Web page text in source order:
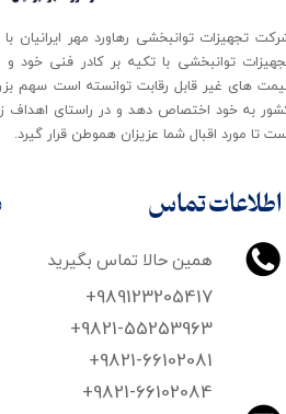
اطلاعات تماس
همین حالا تماس بگیرید
+989123205417
+9821-55253963
+9821-66102081
​​​​​​​+9821-66102084
توانبخشی با تکیه بر کادر فنی خود و
های غیر قابل رقابت توانسته است سهم
به خود اختصاص دهد و در راستای اهداف
تا مورد اقبال شما عزیزان هموطن قرار گیرد​​​​​​​.